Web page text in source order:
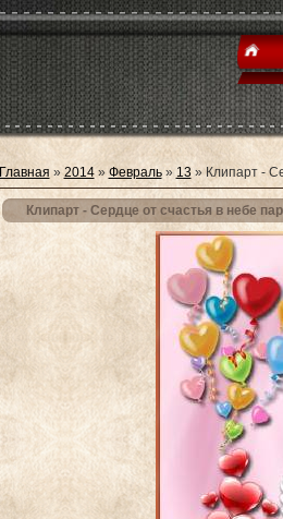
Главная » 2014 » Февраль » 13 » Клипарт -
Клипарт - Сердце от счастья в небе